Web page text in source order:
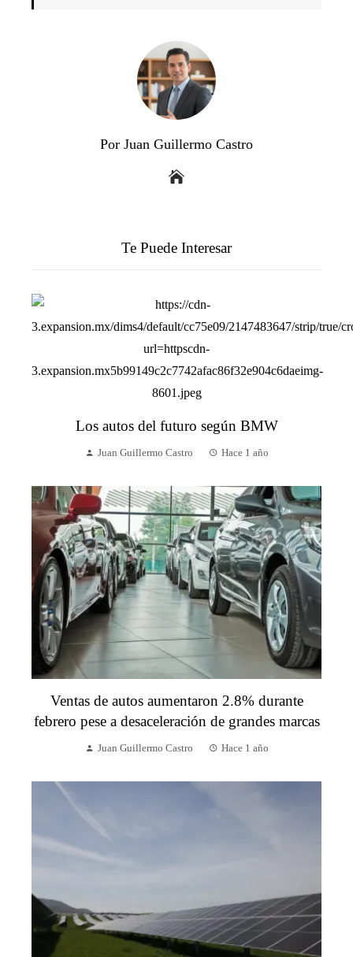
Por Juan Guillermo Castro
Te Puede Interesar
Los autos del futuro según BMW
Juan Guillermo Castro Hace 1 año
Ventas de autos aumentaron 2.8% durante
febrero pese a desaceleración de grandes marcas
Juan Guillermo Castro Hace 1 año